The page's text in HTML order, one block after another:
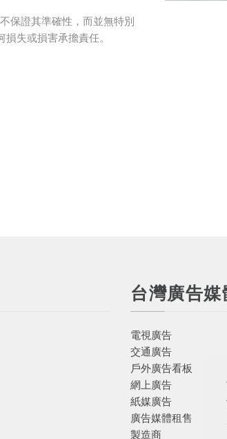
保證其準確性，而並無特別
失或損害承擔責任。
台灣廣告媒
電視廣告
交通廣告
戶外廣告看板
網上廣告
紙媒廣告
廣告媒體租售
製造商